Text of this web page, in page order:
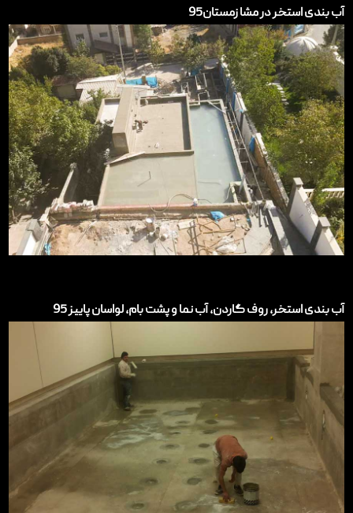
آب بندی استخر در مشا زمستان95
آب بندی استخر، روف گاردن، آب نما و پشت بام، لواسان پاییز 95